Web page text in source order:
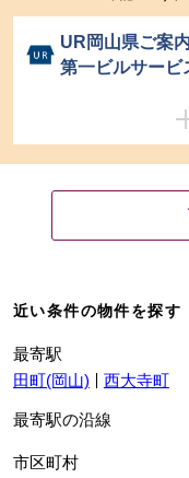
UR岡山県ご案
第一ビルサー
近い条件の物件を探す
最寄駅
田町(岡山)
西大寺町
最寄駅の沿線
市区町村